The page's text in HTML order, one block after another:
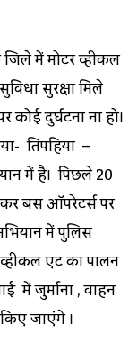
में मोटर व्हीकल
सुरक्षा मिले
दुर्घटना ना हो।
तिपहिया –
में है। पिछले 20
बस ऑपरेटर्स पर
में पुलिस
एक्ट का पालन
में जुर्माना , वाहन
जाएंगे ।